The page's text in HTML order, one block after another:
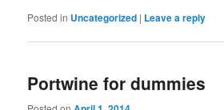
Posted in Uncategorized | Leave a reply
Portwine for dummies